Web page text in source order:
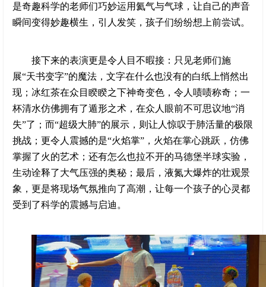
是奇趣科学的老师们巧妙运用氦气与气球，让自己的声音
瞬间变得妙趣横生，引人发笑，孩子们纷纷想上前尝试。
接下来的表演更是令人目不暇接：只见老师们施
展“天书变字”的魔法，文字在什么也没有的白纸上悄然出
现；冰红茶在众目睽睽之下神奇变色，令人啧啧称奇；一
杯清水仿佛拥有了遁形之术，在众人眼前不可思议地“消
失”了；而“超级大肺”的展示，则让人惊叹于肺活量的极限
挑战；更令人震撼的是“火焰掌”，火焰在掌心跳跃，仿佛
掌握了火的艺术；还有怎么也拉不开的马德堡半球实验，
生动诠释了大气压强的奥秘；最后，液氮大爆炸的壮观景
象，更是将现场气氛推向了高潮，让每一个孩子的心灵都
受到了科学的震撼与启迪。